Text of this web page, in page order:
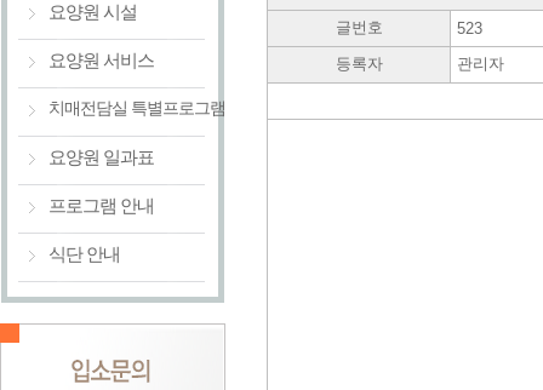
요양원 시설
요양원 서비스
치매전담실 특별프로그램
요양원 일과표
프로그램 안내
식단 안내
글번호
523
등록자
관리자